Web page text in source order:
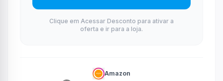
Clique em Acessar Desconto para ativar a
oferta e ir para a loja.
Amazon